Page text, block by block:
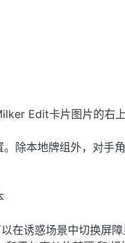
Edit卡片图片的右
除本地牌组外，对手
在诱惑场景中切换屏障